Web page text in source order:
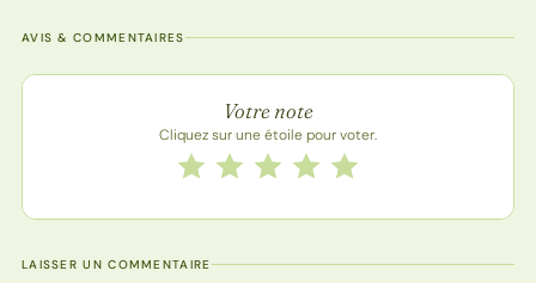
AVIS & COMMENTAIRES
Note de la recette
Votre note
Cliquez sur une étoile pour voter.
Notez cette recette de 1 à 5 étoiles
5 étoiles
4 étoiles
3 étoiles
2 étoiles
1 étoile
LAISSER UN COMMENTAIRE